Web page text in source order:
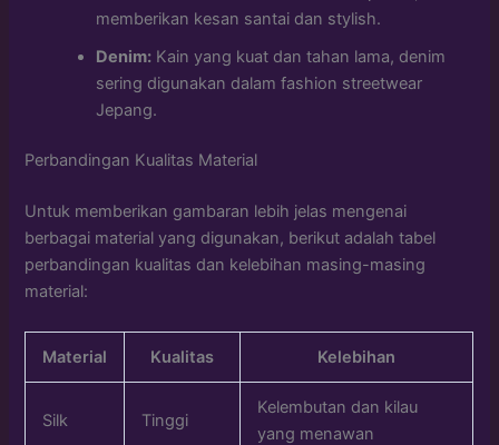
memberikan kesan santai dan stylish.
Denim: Kain yang kuat dan tahan lama, denim
sering digunakan dalam fashion streetwear
Jepang.
Perbandingan Kualitas Material
Untuk memberikan gambaran lebih jelas mengenai
berbagai material yang digunakan, berikut adalah tabel
perbandingan kualitas dan kelebihan masing-masing
material:
Material Kualitas Kelebihan
Silk Tinggi
Kelembutan dan kilau
yang menawan